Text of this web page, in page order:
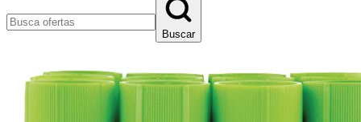
Buscar